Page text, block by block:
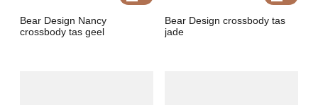
Bear Design Nancy
crossbody tas geel
Bear Design crossbody tas
jade